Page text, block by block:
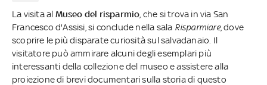
La visita al Museo del risparmio , che si trova in via San
Francesco d'Assisi, si conclude nella sala Risparmiare, dove
scoprire le più disparate curiosità sul salvadanaio. Il
visitatore può ammirare alcuni degli esemplari più
interessanti della collezione del museo e assistere alla
proiezione di brevi documentari sulla storia di questo